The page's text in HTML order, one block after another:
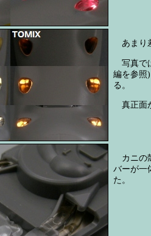
あまり
写真で
編を参照
る。
真正面
カニの
バーが一
た。